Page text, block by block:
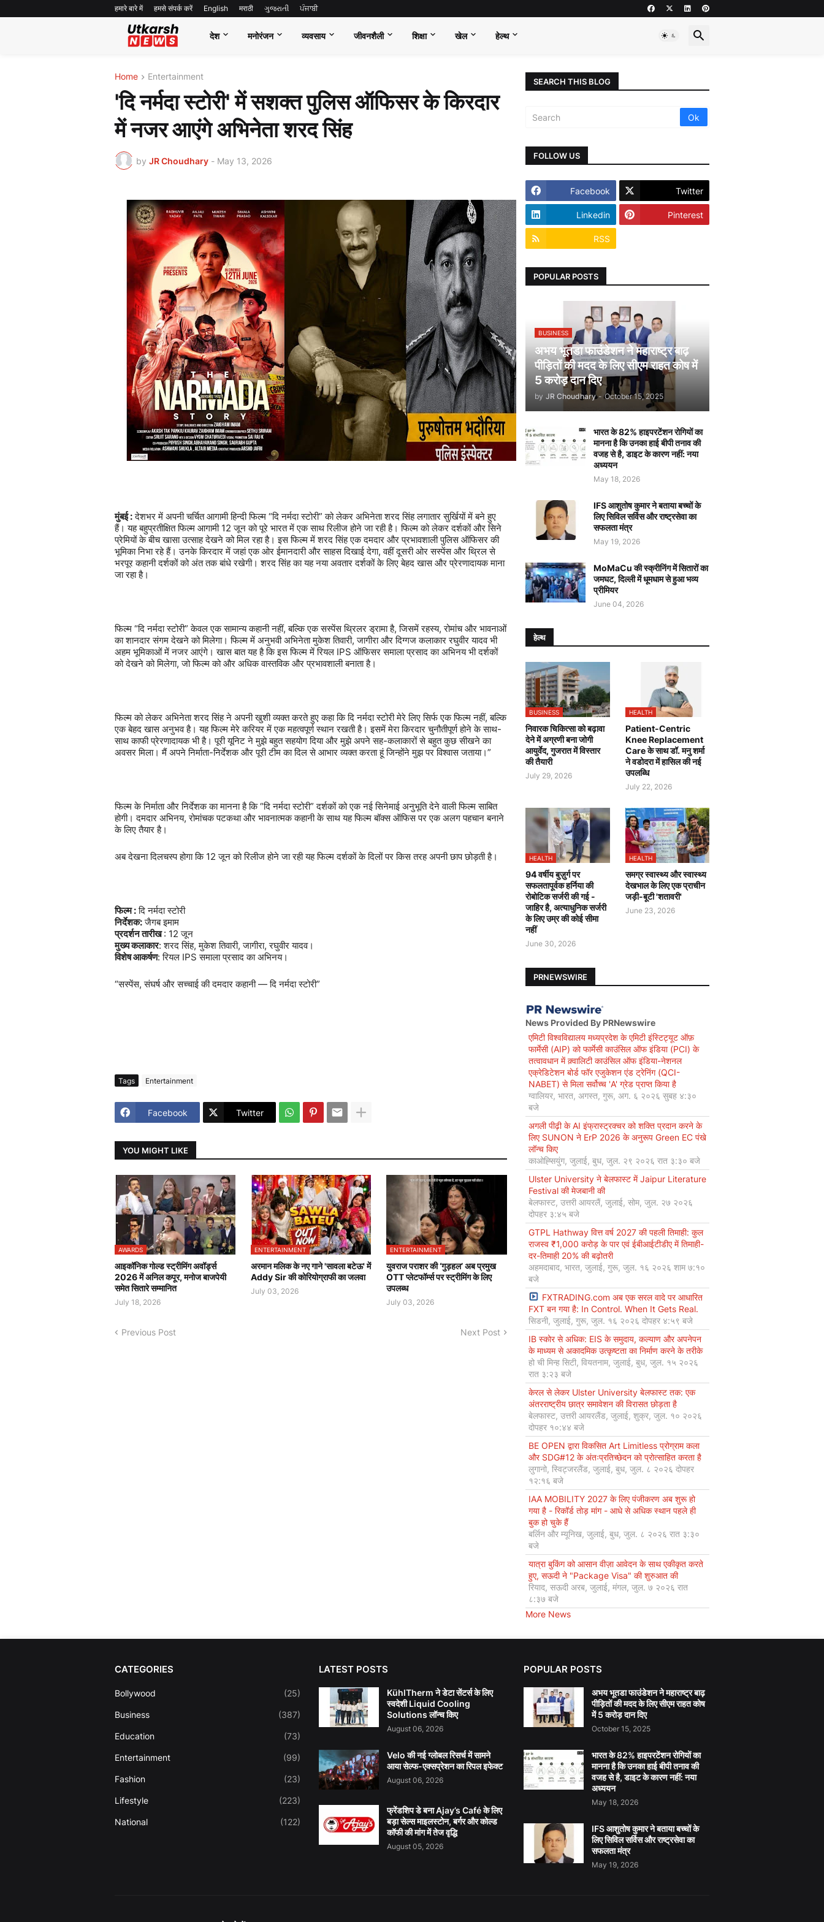
हमारे बारे में हमसे संपर्क करें English मराठी ગુજરાતી ਪੰਜਾਬੀ
देश मनोरंजन व्यवसाय जीवनशैली शिक्षा खेल हेल्थ
Home Entertainment
'दि नर्मदा स्टोरी' में सशक्त पुलिस ऑफिसर के किरदार
में नजर आएंगे अभिनेता शरद सिंह
by JR Choudhary - May 13, 2026
मुंबई : देशभर में अपनी चर्चित आगामी हिन्दी फिल्म “दि नर्मदा स्टोरी”को लेकर अभिनेता शरद सिंह लगातार सुर्खियों में बने हुए
हैं। यह बहुप्रतीक्षित फिल्म आगामी12जून को पूरे भारत में एक साथ रिलीज होने जा रही है। फिल्म को लेकर दर्शकों और सिने
प्रेमियों के बीच खासा उत्साह देखने को मिल रहा है। इस फिल्म में शरद सिंह एक दमदार और प्रभावशाली पुलिस ऑफिसर की
भूमिका निभा रहे हैं। उनके किरदार में जहां एक ओर ईमानदारी और साहस दिखाई देगा,वहीं दूसरी ओर सस्पेंस और थ्रिल से
भरपूर कहानी दर्शकों को अंत तक बांधे रखेगी। शरद सिंह का यह नया अवतार दर्शकों के लिए बेहद खास और प्रेरणादायक माना
जा रहा है।
फिल्म “दि नर्मदा स्टोरी”केवल एक सामान्य कहानी नहीं,बल्कि एक सस्पेंस थ्रिलर ड्रामा है,जिसमें रहस्य,रोमांच और भावनाओं
का शानदार संगम देखने को मिलेगा। फिल्म में अनुभवी अभिनेता मुकेश तिवारी,जागीरा और दिग्गज कलाकार रघुवीर यादव भी
अहम भूमिकाओं में नजर आएंगे। खास बात यह है कि इस फिल्म में रियल IPS ऑफिसर समाला प्रसाद का अभिनय भी दर्शकों
को देखने को मिलेगा,जो फिल्म को और अधिक वास्तविक और प्रभावशाली बनाता है।
फिल्म को लेकर अभिनेता शरद सिंह ने अपनी खुशी व्यक्त करते हुए कहा कि दि नर्मदा स्टोरी मेरे लिए सिर्फ एक फिल्म नहीं,बल्कि
एक बेहद खास अनुभव है। यह फिल्म मेरे करियर में एक महत्वपूर्ण स्थान रखती है। इसमें मेरा किरदार चुनौतीपूर्ण होने के साथ-
साथ काफी प्रेरणादायक भी है। पूरी यूनिट ने मुझे बहुत सहयोग दिया और मुझे अपने सह-कलाकारों से बहुत कुछ सीखने का
अवसर मिला। मैं अपने निर्माता-निर्देशक और पूरी टीम का दिल से आभार व्यक्त करता हूं जिन्होंने मुझ पर विश्वास जताया।”
फिल्म के निर्माता और निर्देशक का मानना है कि“दि नर्मदा स्टोरी”दर्शकों को एक नई सिनेमाई अनुभूति देने वाली फिल्म साबित
होगी। दमदार अभिनय,रोमांचक पटकथा और भावनात्मक कहानी के साथ यह फिल्म बॉक्स ऑफिस पर एक अलग पहचान बनाने
के लिए तैयार है।
अब देखना दिलचस्प होगा कि12जून को रिलीज होने जा रही यह फिल्म दर्शकों के दिलों पर किस तरह अपनी छाप छोड़ती है।
फिल्म: दि नर्मदा स्टोरी
निर्देशक: जैगब इमाम
प्रदर्शनतारीख : 12जून
मुख्यकलाकार:शरद सिंह,मुकेश तिवारी,जागीरा,रघुवीर यादव।
विशेषआकर्षण:रियल IPSसमाला प्रसाद का अभिनय।
“सस्पेंस,संघर्ष और सच्चाई की दमदार कहानी—दि नर्मदा स्टोरी”
Tags Entertainment
Facebook Twitter
YOU MIGHT LIKE
AWARDS
आइकॉनिक गोल्ड स्ट्रीमिंग अवॉर्ड्स
2026 में अनिल कपूर, मनोज बाजपेयी
समेत सितारे सम्मानित
July 18, 2026
ENTERTAINMENT
अरमान मलिक के नए गाने 'सावला बटेऊ' में
Addy Sir की कोरियोग्राफी का जलवा
July 03, 2026
ENTERTAINMENT
युवराज पराशर की ‘गुड़हल’ अब प्रमुख
OTT प्लेटफॉर्म्स पर स्ट्रीमिंग के लिए
उपलब्ध
July 03, 2026
Previous Post Next Post
SEARCH THIS BLOG
FOLLOW US
Facebook Twitter
Linkedin Pinterest
RSS
POPULAR POSTS
BUSINESS
अभय भूतडा फाउंडेशन ने महाराष्ट्र बाढ़
पीड़ितों की मदद के लिए सीएम राहत कोष में
5 करोड़ दान दिए
by JR Choudhary - October 15, 2025
भारत के 82% हाइपरटेंशन रोगियों का
मानना है कि उनका हाई बीपी तनाव की
वजह से है, डाइट के कारण नहीं: नया
अध्ययन
May 18, 2026
IFS आशुतोष कुमार ने बताया बच्चों के
लिए सिविल सर्विस और राष्ट्रसेवा का
सफलता मंत्र
May 19, 2026
MoMaCu की स्क्रीनिंग में सितारों का
जमघट, दिल्ली में धूमधाम से हुआ भव्य
प्रीमियर
June 04, 2026
हेल्थ
BUSINESS
निवारक चिकित्सा को बढ़ावा
देने में अग्रणी बना जोगी
आयुर्वेद, गुजरात में विस्तार
की तैयारी
July 29, 2026
HEALTH
Patient-Centric
Knee Replacement
Care के साथ डॉ. मनु शर्मा
ने वडोदरा में हासिल की नई
उपलब्धि
July 22, 2026
HEALTH
94 वर्षीय बुज़ुर्ग पर
सफलतापूर्वक हर्निया की
रोबोटिक सर्जरी की गई -
जाहिर है, अत्याधुनिक सर्जरी
के लिए उम्र की कोई सीमा
नहीं
June 30, 2026
HEALTH
समग्र स्वास्थ्य और स्वास्थ्य
देखभाल के लिए एक प्राचीन
जड़ी-बूटी 'शतावरी'
June 23, 2026
PRNEWSWIRE
News Provided By PRNewswire
एमिटी विश्वविद्यालय मध्यप्रदेश के एमिटी इंस्टिट्यूट ऑफ़
फार्मेसी (AIP) को फार्मेसी काउंसिल ऑफ इंडिया (PCI) के
तत्वावधान में क़्वालिटी काउंसिल ऑफ इंडिया-नेशनल
एक्रेडिटेशन बोर्ड फॉर एजुकेशन एंड ट्रेनिंग (QCI-
NABET) से मिला सर्वोच्च 'A' ग्रेड प्राप्त किया है
ग्वालियर, भारत, अगस्त, गुरू, अग. ६ २०२६ सुबह ४:३०
बजे
अगली पीढ़ी के AI इंफ्रास्ट्रक्चर को शक्ति प्रदान करने के
लिए SUNON ने ErP 2026 के अनुरूप Green EC पंखे
लॉन्च किए
काओह्सियुंग, जुलाई, बुध, जुल. २९ २०२६ रात ३:३० बजे
Ulster University ने बेलफास्ट में Jaipur Literature
Festival की मेजबानी की
बेलफास्ट, उत्तरी आयरलैं, जुलाई, सोम, जुल. २७ २०२६
दोपहर ३:४५ बजे
GTPL Hathway वित्त वर्ष 2027 की पहली तिमाही: कुल
राजस्व ₹1,000 करोड़ के पार एवं ईबीआईटीडीए में तिमाही-
दर-तिमाही 20% की बढ़ोतरी
अहमदाबाद, भारत, जुलाई, गुरू, जुल. १६ २०२६ शाम ७:१०
बजे
FXTRADING.com अब एक सरल वादे पर आधारित
FXT बन गया है: In Control. When It Gets Real.
सिडनी, जुलाई, गुरू, जुल. १६ २०२६ दोपहर ४:५९ बजे
IB स्कोर से अधिक: EIS के समुदाय, कल्याण और अपनेपन
के माध्यम से अकादमिक उत्कृष्टता का निर्माण करने के तरीके
हो ची मिन्ह सिटी, वियतनाम, जुलाई, बुध, जुल. १५ २०२६
रात ३:२३ बजे
केरल से लेकर Ulster University बेलफास्ट तक: एक
अंतरराष्ट्रीय छात्र समावेशन की विरासत छोड़ता है
बेलफास्ट, उत्तरी आयरलैंड, जुलाई, शुक्र, जुल. १० २०२६
दोपहर १०:४४ बजे
BE OPEN द्वारा विकसित Art Limitless प्रोग्राम कला
और SDG#12 के अंतःप्रतिच्छेदन को प्रोत्साहित करता है
लुगानो, स्विट्जरलैंड, जुलाई, बुध, जुल. ८ २०२६ दोपहर
१२:१६ बजे
IAA MOBILITY 2027 के लिए पंजीकरण अब शुरू हो
गया है - रिकॉर्ड तोड़ मांग - आधे से अधिक स्थान पहले ही
बुक हो चुके हैं
बर्लिन और म्यूनिख, जुलाई, बुध, जुल. ८ २०२६ रात ३:३०
बजे
यात्रा बुकिंग को आसान वीज़ा आवेदन के साथ एकीकृत करते
हुए, सऊदी ने "Package Visa" की शुरुआत की
रियाद, सऊदी अरब, जुलाई, मंगल, जुल. ७ २०२६ रात
८:३७ बजे
More News
CATEGORIES
Bollywood (25)
Business (387)
Education (73)
Entertainment (99)
Fashion (23)
Lifestyle (223)
National (122)
LATEST POSTS
KühlTherm ने डेटा सेंटर्स के लिए
स्वदेशी Liquid Cooling
Solutions लॉन्च किए
August 06, 2026
Velo की नई ग्लोबल रिसर्च में सामने
आया सेल्फ-एक्सप्रेशन का रिपल इफेक्ट
August 06, 2026
फ्रेंडशिप डे बना Ajay’s Café के लिए
बड़ा सेल्स माइलस्टोन, बर्गर और कोल्ड
कॉफी की मांग में तेज वृद्धि
August 05, 2026
POPULAR POSTS
अभय भूतडा फाउंडेशन ने महाराष्ट्र बाढ़
पीड़ितों की मदद के लिए सीएम राहत कोष
में 5 करोड़ दान दिए
October 15, 2025
भारत के 82% हाइपरटेंशन रोगियों का
मानना है कि उनका हाई बीपी तनाव की
वजह से है, डाइट के कारण नहीं: नया
अध्ययन
May 18, 2026
IFS आशुतोष कुमार ने बताया बच्चों के
लिए सिविल सर्विस और राष्ट्रसेवा का
सफलता मंत्र
May 19, 2026